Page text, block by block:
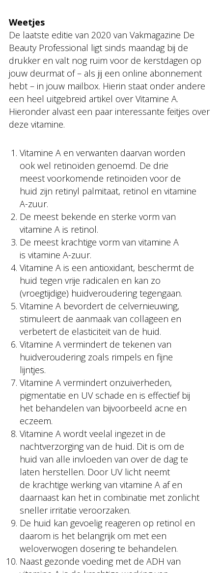
Weetjes
De laatste editie van 2020 van Vakmagazine De
Beauty Professional ligt sinds maandag bij de
drukker en valt nog ruim voor de kerstdagen op
jouw deurmat of – als jij een online abonnement
hebt – in jouw mailbox. Hierin staat onder andere
een heel uitgebreid artikel over Vitamine A.
Hieronder alvast een paar interessante feitjes over
deze vitamine.
Vitamine A en verwanten daarvan worden
ook wel retinoïden genoemd. De drie
meest voorkomende retinoïden voor de
huid zijn retinyl palmitaat, retinol en vitamine
A-zuur.
De meest bekende en sterke vorm van
vitamine A is retinol.
De meest krachtige vorm van vitamine A
is vitamine A-zuur.
Vitamine A is een antioxidant, beschermt de
huid tegen vrije radicalen en kan zo
(vroegtijdige) huidveroudering tegengaan.
Vitamine A bevordert de celvernieuwing,
stimuleert de aanmaak van collageen en
verbetert de elasticiteit van de huid.
Vitamine A vermindert de tekenen van
huidveroudering zoals rimpels en fijne
lijntjes.
Vitamine A vermindert onzuiverheden,
pigmentatie en UV schade en is effectief bij
het behandelen van bijvoorbeeld acne en
eczeem.
Vitamine A wordt veelal ingezet in de
nachtverzorging van de huid. Dit is om de
huid van alle invloeden van over de dag te
laten herstellen. Door UV licht neemt
de krachtige werking van vitamine A af en
daarnaast kan het in combinatie met zonlicht
sneller irritatie veroorzaken.
De huid kan gevoelig reageren op retinol en
daarom is het belangrijk om met een
weloverwogen dosering te behandelen.
Naast gezonde voeding met de ADH van